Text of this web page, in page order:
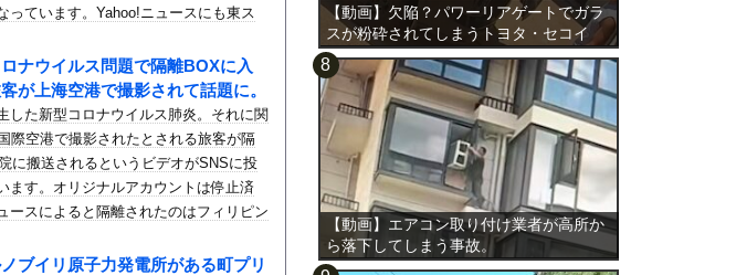
う…
のスピードに世界が衝撃
しまうｗｗｗ
いな？と問うと、元嫁...
イナメディア！
び交う。1週間ぶりの投...
っています。Yahoo!ニュースにも東ス
幕引きを図る作戦だろうと予想。一度紹
アップしておきます。
ナウイルス問題で隔離BOXに入
が上海空港で撮影されて話題に。
した新型コロナウイルス肺炎。それに関
際空港で撮影されたとされる旅客が隔
に搬送されるというビデオがSNSに投
ます。オリジナルアカウントは停止済
ースによると隔離されたのはフィリピン
送られたそうです。（注：一部ではフェ
ブイリ原子力発電所がある町プリ
【動画】欠陥？パワーリアゲートでガラ
スが粉砕されてしまうトヨタ・セコイ
ア。
【動画】エアコン取り付け業者が高所か
ら落下してしまう事故。